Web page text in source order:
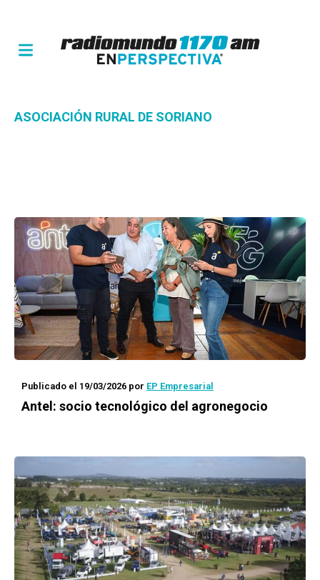
ASOCIACIÓN RURAL DE SORIANO
Publicado el 19/03/2026 por EP Empresarial
Antel: socio tecnológico del agronegocio